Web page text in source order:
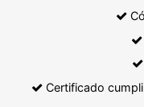
Certificado